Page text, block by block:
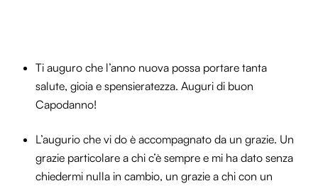
Ti auguro che l’anno nuova possa portare tanta
salute, gioia e spensieratezza. Auguri di buon
Capodanno!
L’augurio che vi do è accompagnato da un grazie. Un
grazie particolare a chi c’è sempre e mi ha dato senza
chiedermi nulla in cambio, un grazie a chi con un